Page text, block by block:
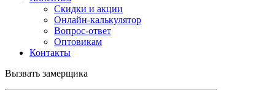
Скидки и акции
Онлайн-калькулятор
Вопрос-ответ
Оптовикам
Контакты
Вызвать замерщика